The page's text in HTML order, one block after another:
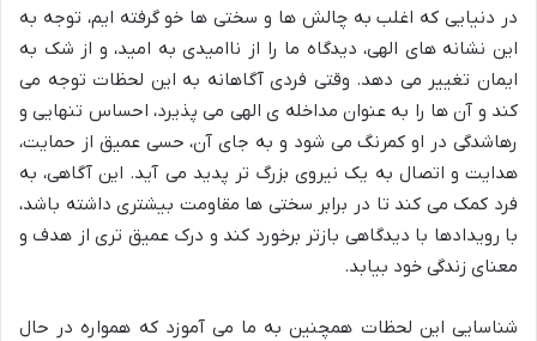
در دنیایی که اغلب به چالش ها و سختی ها خو گرفته ایم، توجه به
این نشانه های الهی، دیدگاه ما را از ناامیدی به امید، و از شک به
ایمان تغییر می دهد. وقتی فردی آگاهانه به این لحظات توجه می
کند و آن ها را به عنوان مداخله ی الهی می پذیرد، احساس تنهایی و
رهاشدگی در او کمرنگ می شود و به جای آن، حسی عمیق از حمایت،
هدایت و اتصال به یک نیروی بزرگ تر پدید می آید. این آگاهی، به
فرد کمک می کند تا در برابر سختی ها مقاومت بیشتری داشته باشد،
با رویدادها با دیدگاهی بازتر برخورد کند و درک عمیق تری از هدف و
معنای زندگی خود بیابد.
شناسایی این لحظات همچنین به ما می آموزد که همواره در حال